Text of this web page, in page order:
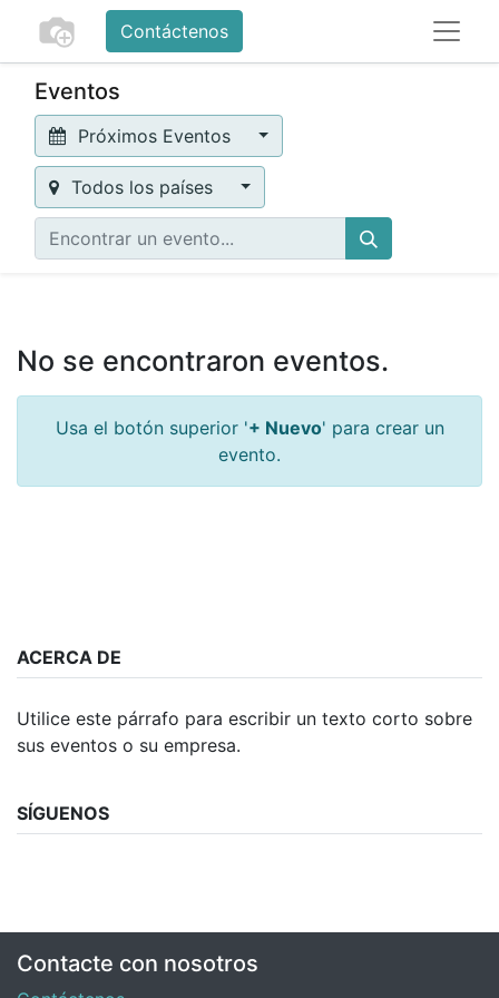
Contáctenos
Eventos
Próximos Eventos
Todos los países
No se encontraron eventos.
Usa el botón superior '+ Nuevo' para crear un
evento.
ACERCA DE
Utilice este párrafo para escribir un texto corto sobre
sus eventos o su empresa.
SÍGUENOS
Contacte con nosotros